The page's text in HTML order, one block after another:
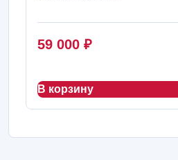
59 000 ₽
В корзину